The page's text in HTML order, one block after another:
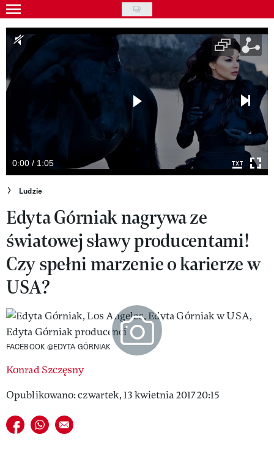
Skip
to
main
content
Gwiazdy
Ludzie
Moda
Kultura
Wideo
Nasze akcje
VIVA!ART
VIVA!MODA
VIVA!LIFESTYLE
VIVA!MAN
VIVA!PEOPLE POWER
VIVA!ITAKA
MAGAZYN VIVA!
0:00 / 1:05
Ludzie
Edyta Górniak nagrywa ze
światowej sławy producentami!
Czy spełni marzenie o karierze w
USA?
FACEBOOK @EDYTA GÓRNIAK
Konrad Szczęsny
Opublikowano: czwartek, 13 kwietnia 2017 20:15
Udostępnij na facebook
Udostępnij na whatsapp
E-mail do przyjaciela